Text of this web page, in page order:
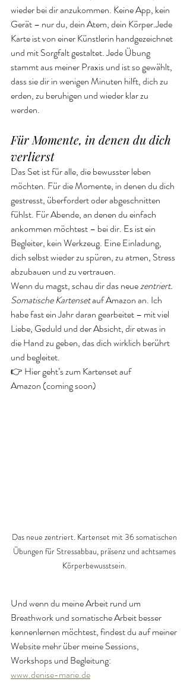
wieder bei dir anzukommen. Keine App, kein
Gerät – nur du, dein Atem, dein Körper.Jede
Karte ist von einer Künstlerin handgezeichnet
und mit Sorgfalt gestaltet. Jede Übung
stammt aus meiner Praxis und ist so gewählt,
dass sie dir in wenigen Minuten hilft, dich zu
erden, zu beruhigen und wieder klar zu
werden.
Für Momente, in denen du dich
verlierst
Das Set ist für alle, die bewusster leben
möchten. Für die Momente, in denen du dich
gestresst, überfordert oder abgeschnitten
fühlst. Für Abende, an denen du einfach
ankommen möchtest – bei dir. Es ist ein
Begleiter, kein Werkzeug. Eine Einladung,
dich selbst wieder zu spüren, zu atmen, Stress
abzubauen und zu vertrauen.
Wenn du magst, schau dir das neue zentriert.
Somatische Kartenset auf Amazon an. Ich
habe fast ein Jahr daran gearbeitet – mit viel
Liebe, Geduld und der Absicht, dir etwas in
die Hand zu geben, das dich wirklich berührt
und begleitet.
👉 Hier geht’s zum Kartenset auf
Amazon (coming soon)
Das neue zentriert. Kartenset mit 36 somatischen
Übungen für Stressabbau, präsenz und achtsames
Körperbewusstsein.
Und wenn du meine Arbeit rund um
Breathwork und somatische Arbeit besser
kennenlernen möchtest, findest du auf meiner
Website mehr über meine Sessions,
Workshops und Begleitung:
www.denise-marie.de